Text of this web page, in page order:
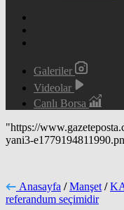
Galeriler
Videolar
Canlı Borsa
"https://
yani3-
Anasayfa / Manşet /
referandum seçimidir